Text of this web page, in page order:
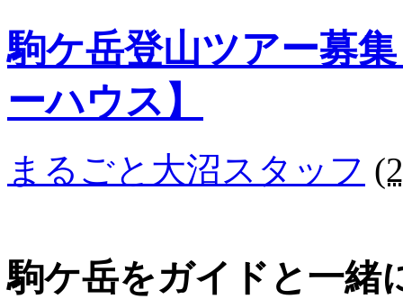
駒ケ岳登山ツアー募
ーハウス】
まるごと大沼スタッフ (
駒ケ岳をガイドと一緒